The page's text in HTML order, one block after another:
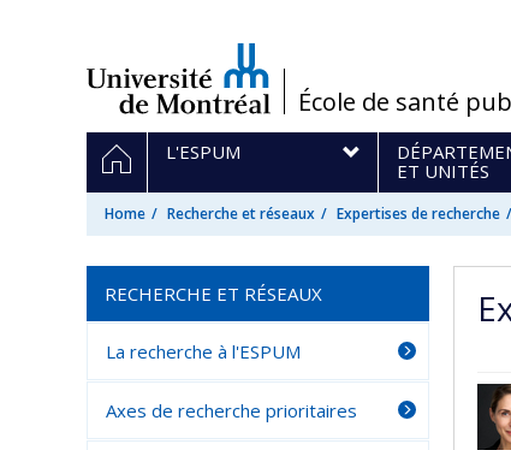
/École de santé
Navigation
principale
HOMEL'ESPUM
ET UNITÉS
Home Recherche et réseaux Expertises de recherche
RECHERCHE ET RÉSEAUX
La recherche à l'ESPUM
Axes de recherche prioritaires